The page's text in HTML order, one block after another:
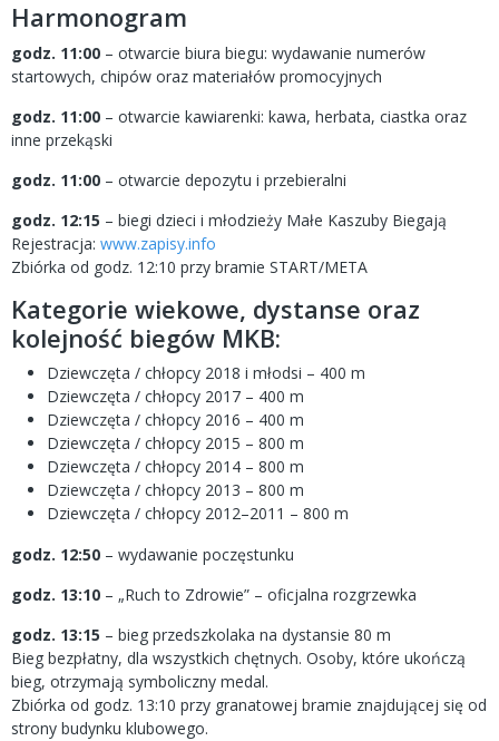
Harmonogram
godz. 11:00 – otwarcie biura biegu: wydawanie numerów
startowych, chipów oraz materiałów promocyjnych
godz. 11:00 – otwarcie kawiarenki: kawa, herbata, ciastka oraz
inne przekąski
godz. 11:00 – otwarcie depozytu i przebieralni
godz. 12:15 – biegi dzieci i młodzieży Małe Kaszuby Biegają
Rejestracja: www.zapisy.info
Zbiórka od godz. 12:10 przy bramie START/META
Kategorie wiekowe, dystanse oraz
kolejność biegów MKB:
Dziewczęta / chłopcy 2018 i młodsi – 400 m
Dziewczęta / chłopcy 2017 – 400 m
Dziewczęta / chłopcy 2016 – 400 m
Dziewczęta / chłopcy 2015 – 800 m
Dziewczęta / chłopcy 2014 – 800 m
Dziewczęta / chłopcy 2013 – 800 m
Dziewczęta / chłopcy 2012–2011 – 800 m
godz. 12:50 – wydawanie poczęstunku
godz. 13:10 – „Ruch to Zdrowie” – oficjalna rozgrzewka
godz. 13:15 – bieg przedszkolaka na dystansie 80 m
Bieg bezpłatny, dla wszystkich chętnych. Osoby, które ukończą
bieg, otrzymają symboliczny medal.
Zbiórka od godz. 13:10 przy granatowej bramie znajdującej się od
strony budynku klubowego.